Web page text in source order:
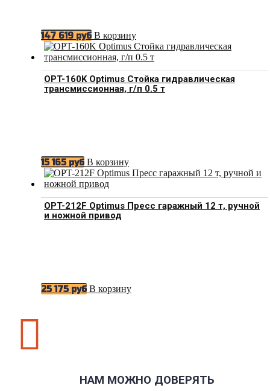
147 619 руб В корзину
OPT-160K Optimus Стойка гидравлическая
трансмиссионная, г/п 0.5 т
15 165 руб В корзину
OPT-212F Optimus Пресс гаражный 12 т, ручной
и ножной привод
25 175 руб В корзину

НАМ МОЖНО ДОВЕРЯТЬ